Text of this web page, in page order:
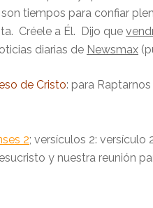
tiempos para confiar
Créele a Él. Dijo que
diarias de Newsmax
de Cristo: para
2; versículos 2: versículo
y nuestra reunión